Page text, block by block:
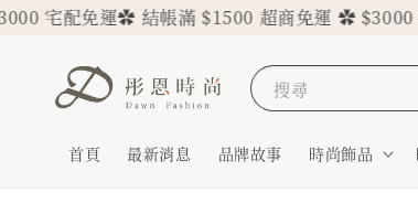
免運✿ 結帳滿 $1500 超商免運 ✿ $3000 宅配免
搜尋
首頁 最新消息 品牌故事 時尚飾品